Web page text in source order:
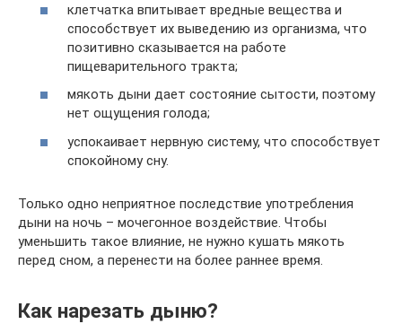
клетчатка впитывает вредные вещества и
способствует их выведению из организма, что
позитивно сказывается на работе
пищеварительного тракта;
мякоть дыни дает состояние сытости, поэтому
нет ощущения голода;
успокаивает нервную систему, что способствует
спокойному сну.
Только одно неприятное последствие употребления
дыни на ночь – мочегонное воздействие. Чтобы
уменьшить такое влияние, не нужно кушать мякоть
перед сном, а перенести на более раннее время.
Как нарезать дыню?